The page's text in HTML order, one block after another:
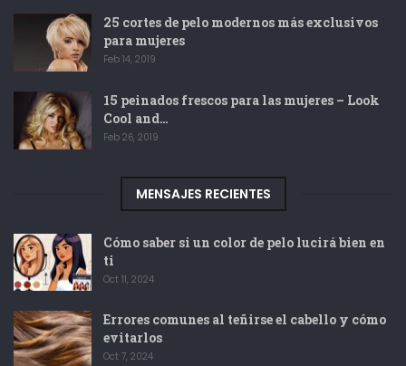
25 cortes de pelo modernos más exclusivos
para mujeres
Feb 14, 2019
15 peinados frescos para las mujeres – Look
Cool and…
Feb 26, 2019
MENSAJES RECIENTES
Cómo saber si un color de pelo lucirá bien en
ti
Oct 11, 2024
Errores comunes al teñirse el cabello y cómo
evitarlos
Oct 7, 2024